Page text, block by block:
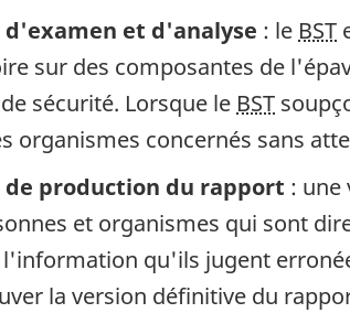
et d'analyse : le BST
sur des composantes de
sécurité. Lorsque le BST
organismes concernés sans
production du rapport : une
et organismes qui sont
qu'ils jugent
la version définitive du